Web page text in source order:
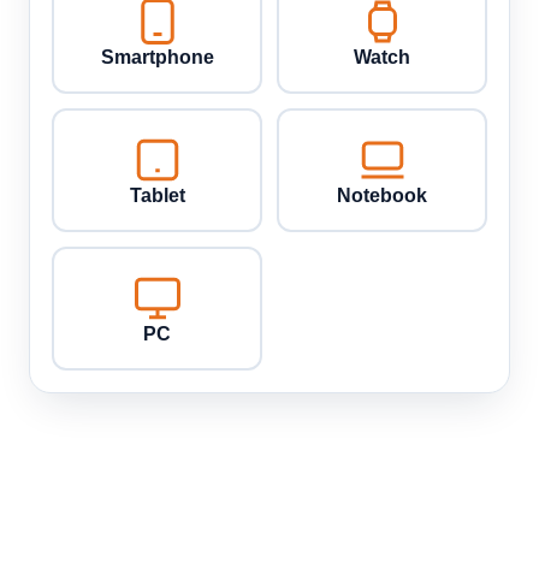
Smartphone Watch
Tablet Notebook
PC